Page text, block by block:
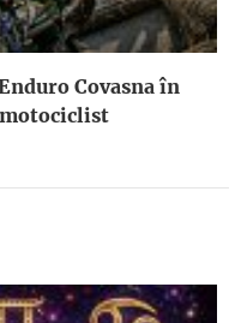
Covasna în
motociclist